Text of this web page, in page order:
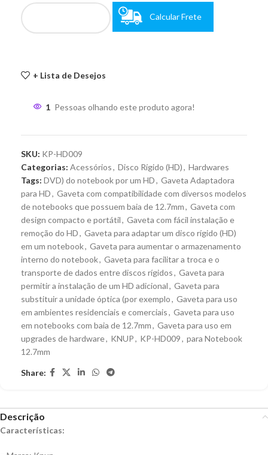
Calcular Frete
+ Lista de Desejos
1 Pessoas olhando este produto agora!
SKU: KP-HD009
Categorias: Acessórios, Disco Rígido (HD), Hardwares
Tags: DVD) do notebook por um HD, Gaveta Adaptadora
para HD, Gaveta com compatibilidade com diversos modelos
de notebooks que possuem baia de 12.7mm, Gaveta com
design compacto e portátil, Gaveta com fácil instalação e
remoção do HD, Gaveta para adaptar um disco rígido (HD)
em um notebook, Gaveta para aumentar o armazenamento
interno do notebook, Gaveta para facilitar a troca e o
transporte de dados entre discos rígidos, Gaveta para
permitir a instalação de um HD adicional, Gaveta para
substituir a unidade óptica (por exemplo, Gaveta para uso
em ambientes residenciais e comerciais, Gaveta para uso
em notebooks com baia de 12.7mm, Gaveta para uso em
upgrades de hardware, KNUP, KP-HD009, para Notebook
12.7mm
Share:
Descrição
Características: